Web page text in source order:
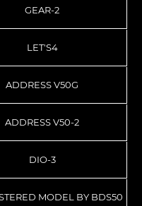
GEAR-2
LET'S4
ADDRESS V50G
ADDRESS V50-2
DIO-3
MODEL BY BDS50